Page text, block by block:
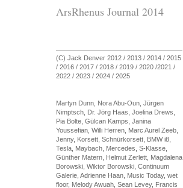
ArsRhenus Journal 2014
(C) Jack Denver 2012 / 2013 / 2014 / 2015
/ 2016 / 2017 / 2018 / 2019 / 2020 /2021 /
2022 / 2023 / 2024 / 2025
Martyn Dunn, Nora Abu-Oun, Jürgen
Nimptsch, Dr. Jörg Haas, Joelina Drews,
Pia Bolte, Gülcan Kamps, Janina
Youssefian, Willi Herren, Marc Aurel Zeeb,
Jenny, Korsett, Schnürkorsett, BMW i8,
Tesla, Maybach, Mercedes, S-Klasse,
Günther Matern, Helmut Zerlett, Magdalena
Borowski, Wiktor Borowski, Continuum
Galerie, Adrienne Haan, Music Today, wet
floor, Melody Awuah, Sean Levey, Francis